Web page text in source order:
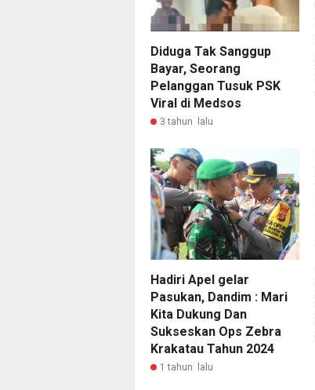
Diduga Tak Sanggup
Bayar, Seorang
Pelanggan Tusuk PSK
Viral di Medsos
3 tahun lalu
Hadiri Apel gelar
Pasukan, Dandim : Mari
Kita Dukung Dan
Sukseskan Ops Zebra
Krakatau Tahun 2024
1 tahun lalu